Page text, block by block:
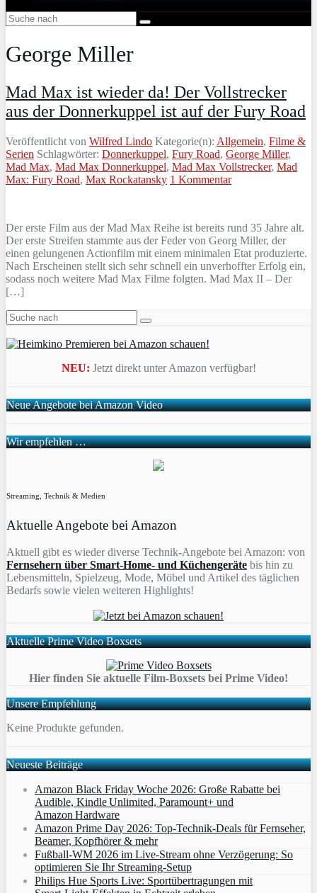
George Miller
Mad Max ist wieder da! Der Vollstrecker
aus der Donnerkuppel ist auf der Fury Road
Veröffentlicht von Wilfred Lindo Kategorie(n): Allgemein, Filme &
Serien Schlagwörter: Donnerkuppel, Fury Road, George Miller,
Mad Max, Mad Max Donnerkuppel, Mad Max Vollstrecker, Mad
Max: Fury Road, Max Rockatansky 1 Kommentar
Der erste Film aus der Mad Max Reihe ist bereits rund 35 Jahre alt.
Der erste Streifen stammte aus der Feder von Georg Miller, der
einen gelungenen Actionfilm mit einem minimalen Etat produzierte.
Nach Erscheinen stellt sich sehr schnell ein unverhoffter Erfolg ein,
sodass noch weitere Mad Max Filme folgten. Mad Max II – Der
[…]
NEU: Jetzt direkt unter Amazon verfügbar!
Neue Angebote bei Amazon Video
Wir empfehlen …
Streaming, Technik & Medien
Aktuelle Angebote bei Amazon
Aktuell gibt es wieder diverse Technik-Angebote bei Amazon: von
Fernsehern über Smart-Home- und Küchengeräte bis hin zu
Lebensmitteln, Spielzeug, Mode, Möbel und Artikel des täglichen
Bedarfs sowie vielen weiteren Highlights!
Aktuelle Prime Video Boxsets
Hier finden Sie aktuelle Film-Boxsets bei Prime Video!
Unsere Empfehlung
Keine Produkte gefunden.
Neueste Beiträge
Amazon Black Friday Woche 2026: Große Rabatte bei
Audible, Kindle Unlimited, Paramount+ und
Amazon Hardware
Amazon Prime Day 2026: Top-Technik-Deals für Fernseher,
Beamer, Kopfhörer & mehr
Fußball-WM 2026 im Live-Stream ohne Verzögerung: So
optimieren Sie Ihr Streaming-Setup
Philips Hue Sports Live: Sportübertragungen mit